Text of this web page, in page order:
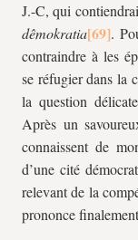
J.-C, qui
dêmokratia
.
contraindre à les
se réfugier dans la
la question
Après un
connaissent de
d’une cité
relevant de la
prononce